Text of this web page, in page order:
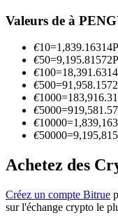
Information
Analyse de
Valeurs de à
€10=1,839.16314
€50=9,195.81572
€100=
€500=
€1000=
€5000=
€10000=
€50000=
Achetez des
Créez un compte Bitrue
sur l'échange crypto le